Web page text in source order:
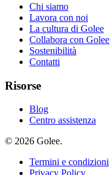
Chi siamo
Lavora con noi
La cultura di Golee
Collabora con Golee
Sostenibilità
Contatti
Risorse
Blog
Centro assistenza
© 2026 Golee.
Termini e condizioni